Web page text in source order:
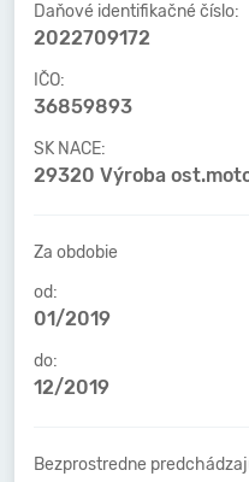
Daňové identifikačné číslo:
2022709172
IČO:
36859893
SK NACE:
29320 Výroba
Za obdobie
od:
01/2019
do:
12/2019
Bezprostredne